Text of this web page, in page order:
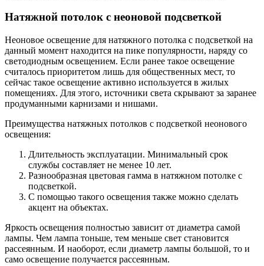
Натяжной потолок с неоновой подсветкой
Неоновое освещение для натяжного потолка с подсветкой на
данный момент находится на пике популярности, наряду со
светодиодным освещением. Если ранее такое освещение
считалось приоритетом лишь для общественных мест, то
сейчас такое освещение активно используется в жилых
помещениях. Для этого, источники света скрывают за заранее
продуманными карнизами и нишами.
Преимущества натяжных потолков с подсветкой неонового
освещения:
Длительность эксплуатации. Минимальный срок
службы составляет не менее 10 лет.
Разнообразная цветовая гамма в натяжном потолке с
подсветкой.
С помощью такого освещения также можно сделать
акцент на объектах.
Яркость освещения полностью зависит от диаметра самой
лампы. Чем лампа тоньше, тем меньше свет становится
рассеянным. И наоборот, если диаметр лампы большой, то и
само освещение получается рассеянным.